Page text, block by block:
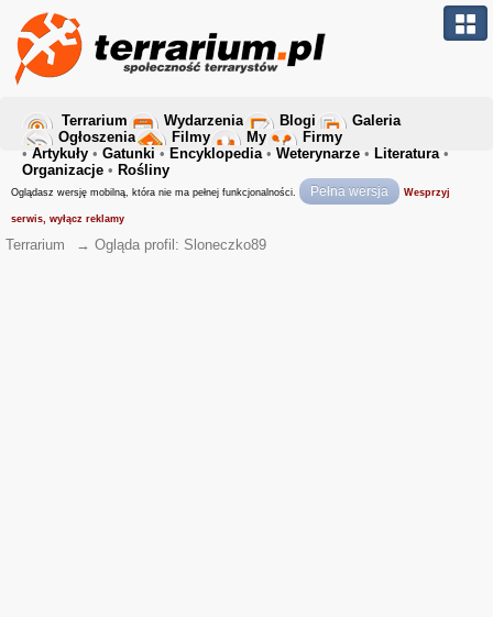
Terrarium Wydarzenia Blogi
Galeria
Ogłoszenia
Filmy My
Firmy
• Artykuły • Gatunki • Encyklopedia• Weterynarze • Literatura•
Organizacje • Rośliny
Oglądasz wersję mobilną, która nie ma pełnej funkcjonalności. Pełna wersja Wesprzyj
serwis, wyłącz reklamy
Terrarium → Ogląda profil: Sloneczko89